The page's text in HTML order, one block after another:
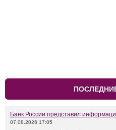
Банк России представил
07.08.2026 17:05